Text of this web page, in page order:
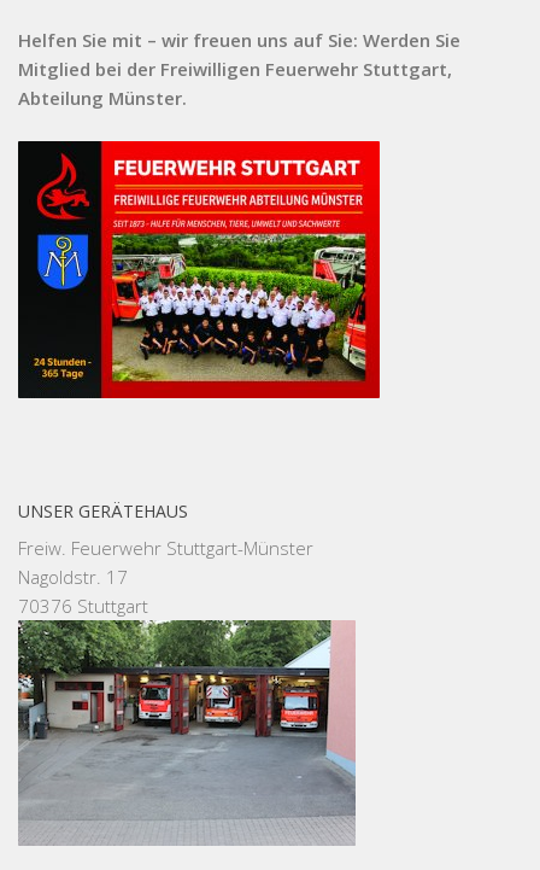
Helfen Sie mit – wir freuen uns auf Sie: Werden Sie
Mitglied bei der Freiwilligen Feuerwehr Stuttgart,
Abteilung Münster.
UNSER GERÄTEHAUS
Freiw. Feuerwehr Stuttgart-Münster
Nagoldstr. 17
70376 Stuttgart